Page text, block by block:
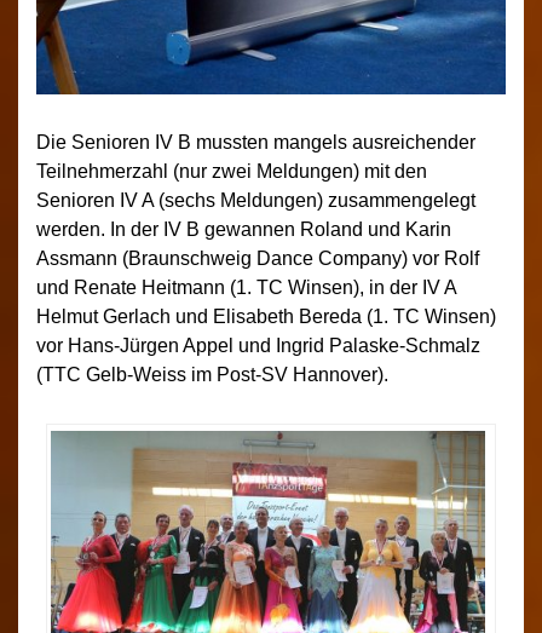
Die Senioren IV B mussten mangels ausreichender
Teilnehmerzahl (nur zwei Meldungen) mit den
Senioren IV A (sechs Meldungen) zusammengelegt
werden. In der IV B gewannen Roland und Karin
Assmann (Braunschweig Dance Company) vor Rolf
und Renate Heitmann (1. TC Winsen), in der IV A
Helmut Gerlach und Elisabeth Bereda (1. TC Winsen)
vor Hans-Jürgen Appel und Ingrid Palaske-Schmalz
(TTC Gelb-Weiss im Post-SV Hannover).